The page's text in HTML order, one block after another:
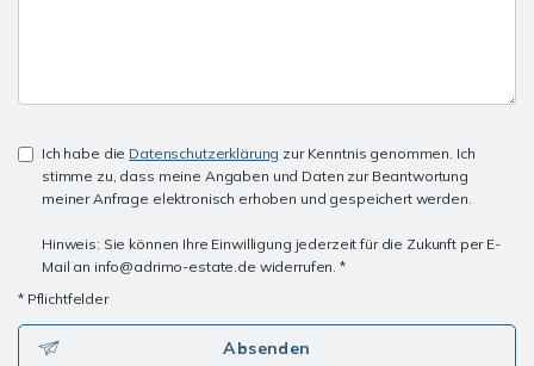
Ich habe die Datenschutzerklärung zur Kenntnis genommen. Ich
stimme zu, dass meine Angaben und Daten zur Beantwortung
meiner Anfrage elektronisch erhoben und gespeichert werden.
Hinweis: Sie können Ihre Einwilligung jederzeit für die Zukunft per E-
Mail an info@adrimo-estate.de widerrufen. *
* Pflichtfelder
Absenden